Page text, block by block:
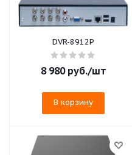
DVR-8912P
8 980руб./шт
В корзину